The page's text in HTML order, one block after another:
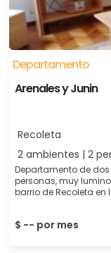
Departamento
Arenales y Junin
Recoleta
2 ambientes | 2
Departamento de
personas, muy
barrio de Recoleta en
$ -- por mes